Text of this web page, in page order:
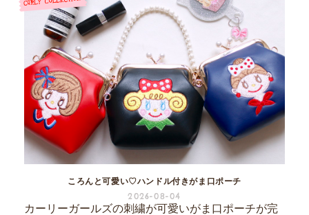
ころんと可愛い♡ハンドル付きがま口ポーチ
2026-08-04
カーリーガールズの刺繍が可愛いがま口ポーチが完